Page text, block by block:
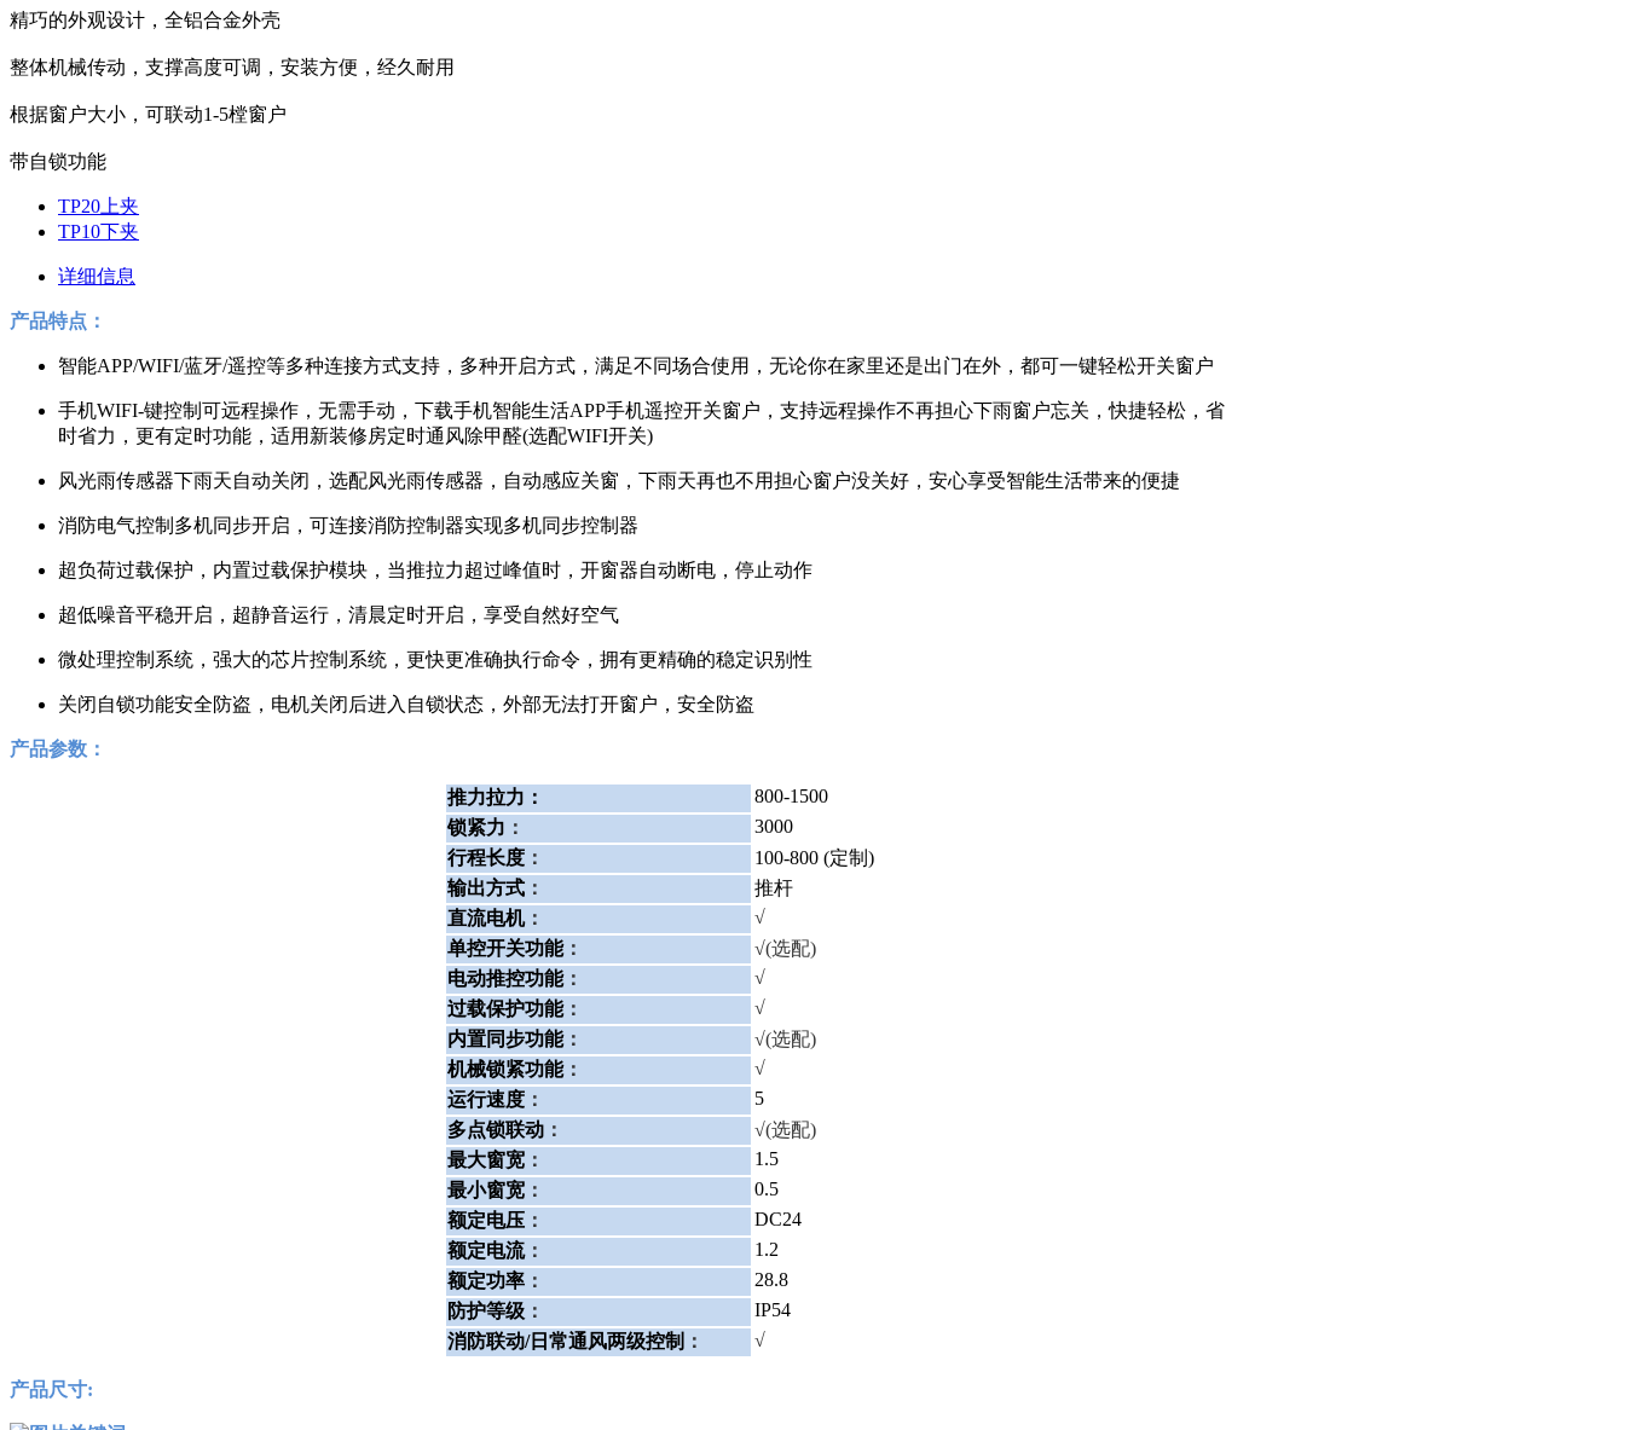
精巧的外观设计，全铝合金外壳
整体机械传动，支撑高度可调，安装方便，经久耐用
根据窗户大小，可联动1-5樘窗户
带自锁功能
TP20上夹
TP10下夹
详细信息
产品特点：
智能APP/WIFI/蓝牙/遥控等多种连接方式支持，多种开启方式，满足不同场合使用，无论你在家里还是出门在外，都可一键轻松开关窗户
手机WIFI-键控制可远程操作，无需手动，下载手机智能生活APP手机遥控开关窗户，支持远程操作不再担心下雨窗户忘关，快捷轻松，省
时省力，更有定时功能，适用新装修房定时通风除甲醛(选配WIFI开关)
风光雨传感器下雨天自动关闭，选配风光雨传感器，自动感应关窗，下雨天再也不用担心窗户没关好，安心享受智能生活带来的便捷
消防电气控制多机同步开启，可连接消防控制器实现多机同步控制器
超负荷过载保护，内置过载保护模块，当推拉力超过峰值时，开窗器自动断电，停止动作
超低噪音平稳开启，超静音运行，清晨定时开启，享受自然好空气
微处理控制系统，强大的芯片控制系统，更快更准确执行命令，拥有更精确的稳定识别性
关闭自锁功能安全防盗，电机关闭后进入自锁状态，外部无法打开窗户，安全防盗
产品参数：
推力拉力：
800-1500
锁紧力 ：
3000
行程长度 ：
100-800 (定制)
输出方式 ：
推杆
直流电机：
√
单控开关功能： √(选配)
电动推控功能：
√
过载保护功能：
√
内置同步功能： √(选配)
机械锁紧功能：
√
运行速度 ：
5
多点锁联动 ： √(选配)
最大窗宽 ：
1.5
最小窗宽 ：
0.5
额定电压 ：
DC24
额定电流：
1.2
额定功率 ：
28.8
防护等级 ：
IP54
消防联动/日常通风两级控制 ： √
产品尺寸: